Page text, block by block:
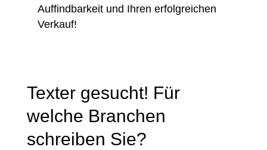
Auffindbarkeit und Ihren erfolgreichen
Verkauf!
Texter gesucht! Für
welche Branchen
schreiben Sie?